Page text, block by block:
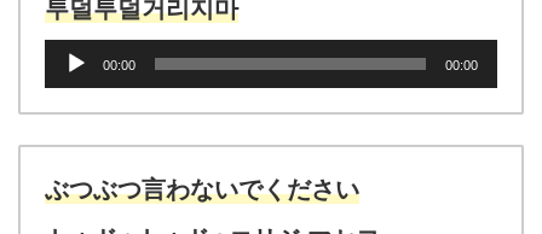
투덜투덜거리지마
ヤ
ー
00:00 00:00
ぶつぶつ言わないでください